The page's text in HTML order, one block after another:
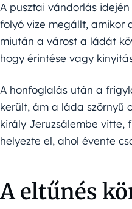
A pusztai vándorlás
folyó vize megállt, amikor
miután a várost a ládát
hogy érintése vagy
A honfoglalás után a
került, ám a láda szörnyű
király Jeruzsálembe vitte,
helyezte el, ahol évente
A eltűnés